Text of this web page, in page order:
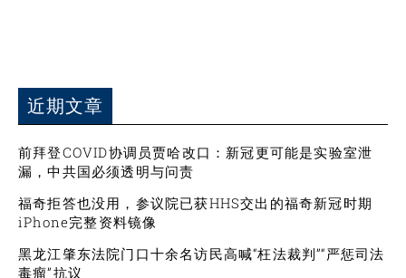
近期文章
前拜登COVID协调员贾哈改口：新冠更可能是实验室泄
漏，中共国必须透明与问责
福奇拒答也没用，参议院已获HHS交出的福奇新冠时期
iPhone完整资料镜像
黑龙江肇东法院门口十余名访民高喊“枉法裁判”“严惩司法
毒瘤”抗议